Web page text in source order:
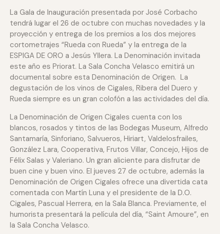
La Gala de Inauguración presentada por José Corbacho
tendrá lugar el 26 de octubre con muchas novedades y la
proyección y entrega de los premios a los dos mejores
cortometrajes “Rueda con Rueda” y la entrega de la
ESPIGA DE ORO a Jesús Yllera. La Denominación invitada
este año es Priorat. La Sala Concha Velasco emitirá un
documental sobre esta Denominación de Origen. La
degustación de los vinos de Cigales, Ribera del Duero y
Rueda siempre es un gran colofón a las actividades del día.
La Denominación de Origen Cigales cuenta con los
blancos, rosados y tintos de las Bodegas Museum, Alfredo
Santamaría, Sinforiano, Salvueros, Hiriart, Valdelosfrailes,
González Lara, Cooperativa, Frutos Villar, Concejo, Hijos de
Félix Salas y Valeriano. Un gran aliciente para disfrutar de
buen cine y buen vino. El jueves 27 de octubre, además la
Denominación de Origen Cigales ofrece una divertida cata
comentada con Martín Luna y el presidente de la D.O.
Cigales, Pascual Herrera, en la Sala Blanca. Previamente, el
humorista presentará la película del día, “Saint Amoure”, en
la Sala Concha Velasco.